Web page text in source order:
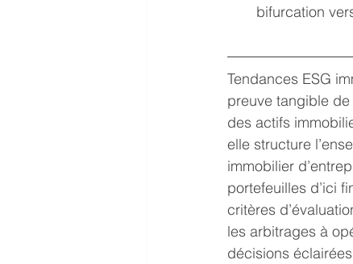
bifurcation
Tendances ESG
preuve tangible
des actifs
elle structure
immobilier
portefeuilles d’ici
critères
les arbitrages à
décisions